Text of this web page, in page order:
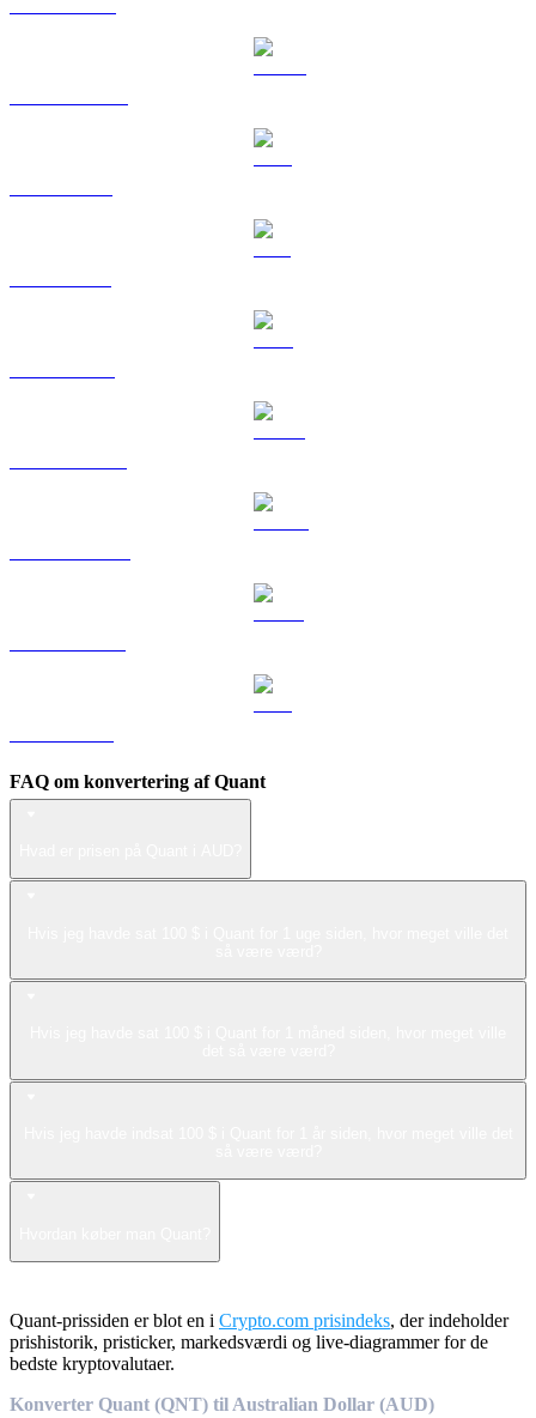
FAQ om konvertering af Quant
Quant-prissiden er blot en i Crypto.com prisindeks, der indeholder
prishistorik, pristicker, markedsværdi og live-diagrammer for de
bedste kryptovalutaer.
Konverter Quant (QNT) til Australian Dollar (AUD)